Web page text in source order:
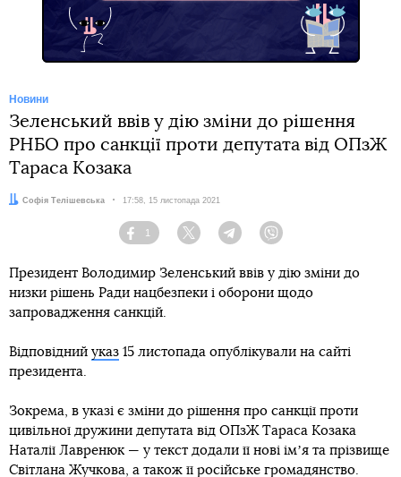
Новини
Зеленський ввів у дію зміни до рішення
РНБО про санкції проти депутата від ОПзЖ
Тараса Козака
Автор:
Софія Телішевська Дата:
17:58, 15 листопада 2021
Facebook
1
Twitter TelegramViber
Президент Володимир Зеленський ввів у дію зміни до
низки рішень Ради нацбезпеки і оборони щодо
запровадження санкцій.
Відповідний указ 15 листопада опублікували на сайті
президента.
Зокрема, в указі є зміни до рішення про санкції проти
цивільної дружини депутата від ОПзЖ Тараса Козака
Наталії Лавренюк — у текст додали її нові імʼя та прізвище
Світлана Жучкова, а також її російське громадянство.